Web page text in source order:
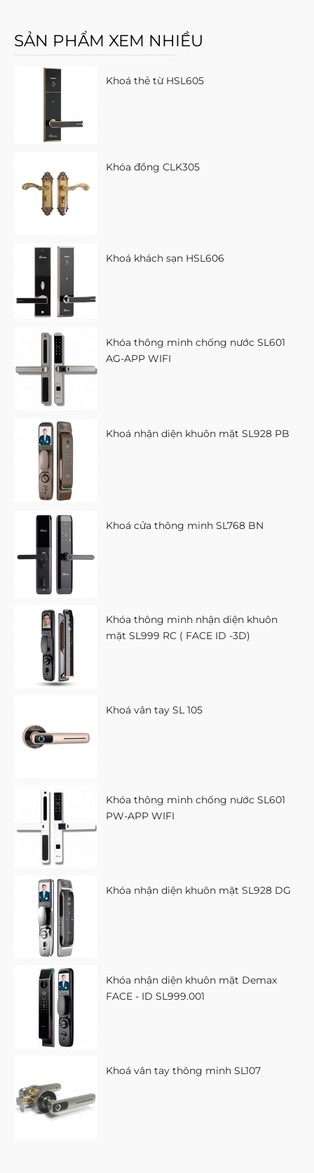
SẢN PHẨM XEM NHIỀU
Khoá thẻ từ HSL605
Khóa đồng CLK305
Khoá khách sạn HSL606
Khóa thông minh chống nước SL601
AG-APP WIFI
Khoá nhận diện khuôn mặt SL928 PB
Khoá cửa thông minh SL768 BN
Khóa thông minh nhận diện khuôn
mặt SL999 RC ( FACE ID -3D)
Khoá vân tay SL 105
Khóa thông minh chống nước SL601
PW-APP WIFI
Khóa nhận diện khuôn mặt SL928 DG
Khóa nhận diện khuôn mặt Demax
FACE - ID SL999.001
Khoá vân tay thông minh SL107